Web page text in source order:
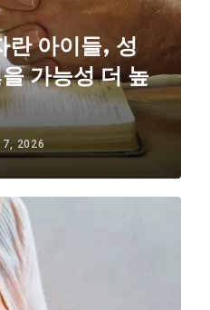
란 아이들, 성
가능성 더 높
7, 2026